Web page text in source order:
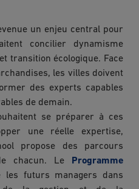
un enjeu central pour
concilier dynamisme
transition écologique. Face
les villes doivent
des experts capables
de demain.
se préparer à ces
une réelle expertise,
propose des parcours
chacun. Le
Programme
les futurs managers dans